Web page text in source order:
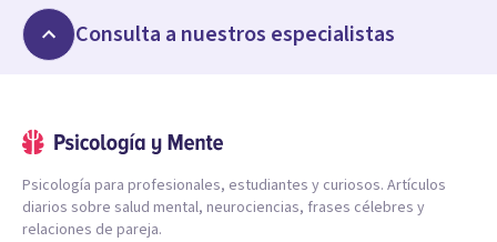
Consulta a nuestros especialistas
Psicología para profesionales, estudiantes y curiosos. Artículos
diarios sobre salud mental, neurociencias, frases célebres y
relaciones de pareja.